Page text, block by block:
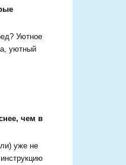
Уютное
уютный
чем в
уже не